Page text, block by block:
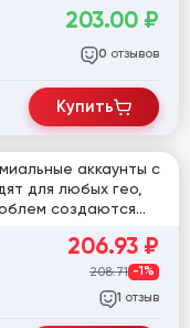
203.00 ₽
0 отзывов
Купить
аккаунты с
для любых гео,
создаются
206.93 ₽
208.71 -1%
1 отзыв